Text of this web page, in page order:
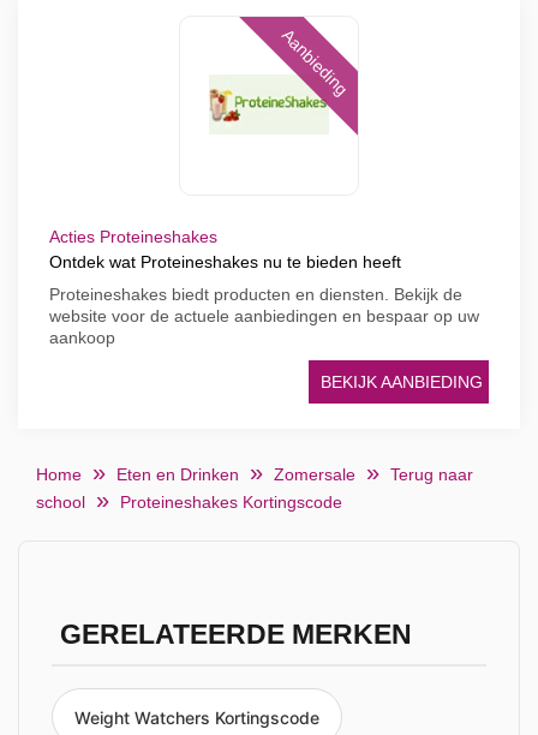
Aanbieding
Acties Proteineshakes
Ontdek wat Proteineshakes nu te bieden heeft
Proteineshakes biedt producten en diensten. Bekijk de
website voor de actuele aanbiedingen en bespaar op uw
aankoop
BEKIJK AANBIEDING
Home Eten en Drinken Zomersale
Terug naar
school
Proteineshakes Kortingscode
GERELATEERDE MERKEN
Weight Watchers Kortingscode